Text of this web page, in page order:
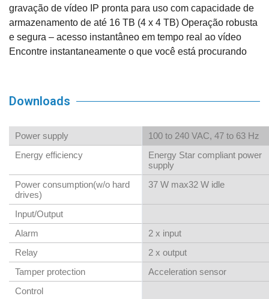
gravação de vídeo IP pronta para uso com capacidade de
armazenamento de até 16 TB (4 x 4 TB) Operação robusta
e segura – acesso instantâneo em tempo real ao vídeo
Encontre instantaneamente o que você está procurando
Downloads
Power supply
100 to 240 VAC, 47 to 63 Hz
Energy efficiency
Energy Star compliant power
supply
Power consumption(w/o hard
drives)
37 W max32 W idle
Input/Output
Alarm
2 x input
Relay
2 x output
Tamper protection
Acceleration sensor
Control